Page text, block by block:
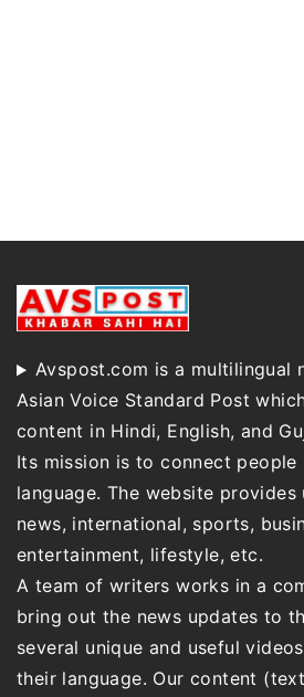
Avspost.com is a multilingual
Asian Voice Standard Post
content in Hindi, English, and
Its mission is to connect
language. The website
news, international, sports,
entertainment, lifestyle, etc.
A team of writers works in a
bring out the news updates to
several unique and useful
their language. Our content